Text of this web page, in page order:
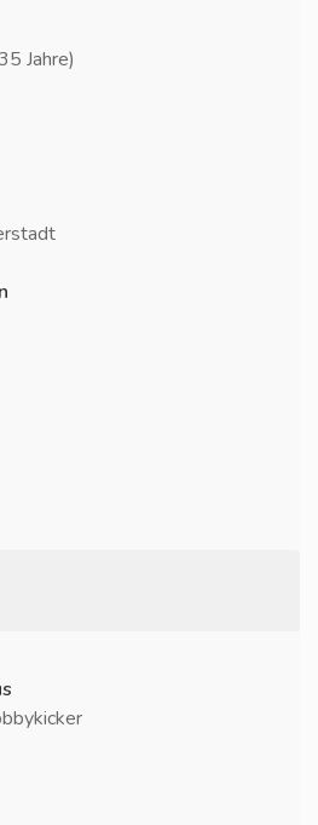
Jahre)